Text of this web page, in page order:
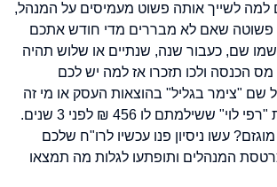
למה לשייך אותה פשוט מעמיסים על המנהל,
פשוטה שאם לא מבררים מדי חודש אתכם
שם, כעבור שנה, שנתיים או שלוש תהיה
הכנסה ולכו תזכרו אז למה יש לכם
שם "צימר בגליל" בהוצאות העסק או מי זה
לכל הרוחות "רפי לוי" ששילמתם לו 456 ₪ לפני 3 שנים.
עשו ניסיון פנו עכשיו לרו"ח שלכם
המנהלים ותופתעו לגלות מה תמצאו